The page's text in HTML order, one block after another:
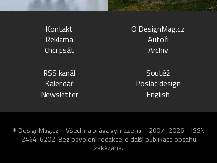
Kontakt
Reklama
Chci psát
O DesignMag.cz
Autoři
Archiv
RSS kanál
Kalendář
Newsletter
Soutěž
Poslat design
English
© DesignMag.cz – Všechna práva vyhrazena – 2007–2026 – ISSN
2464-6202. Bez povolení redakce je další publikace obsahu
zakázána.